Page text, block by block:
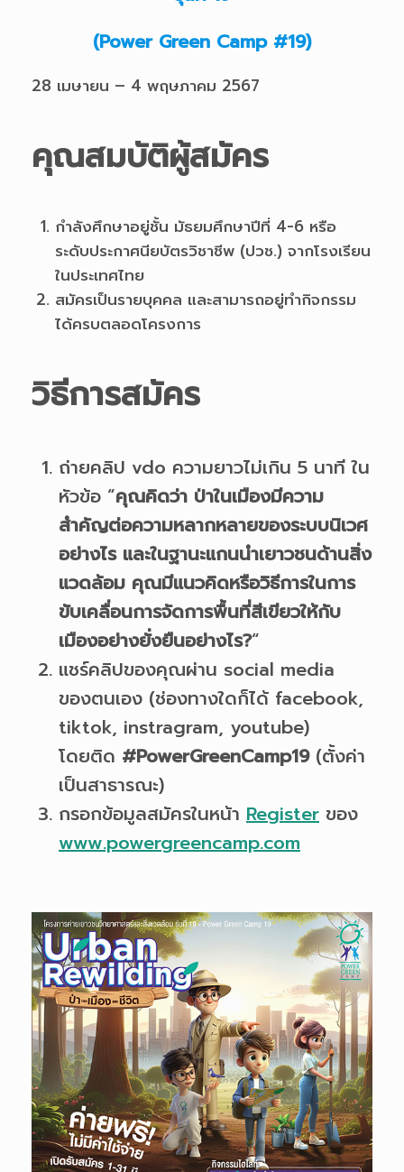
(Power Green Camp #19)
28 เมษายน – 4 พฤษภาคม 2567
คุณสมบัติผู้สมัคร
กำลังศึกษาอยู่ชั้น มัธยมศึกษาปีที่ 4-6 หรือ
ระดับประกาศนียบัตรวิชาชีพ (ปวช.) จากโรงเรียน
ในประเทศไทย
สมัครเป็นรายบุคคล และสามารถอยู่ทำกิจกรรม
ได้ครบตลอดโครงการ
วิธีการสมัคร
ถ่ายคลิป vdo ความยาวไม่เกิน 5 นาที ใน
หัวข้อ “คุณคิดว่า ป่าในเมืองมีความ
สำคัญต่อความหลากหลายของระบบนิเวศ
อย่างไร และในฐานะแกนนำเยาวชนด้านสิ่ง
แวดล้อม คุณมีแนวคิดหรือวิธีการในการ
ขับเคลื่อนการจัดการพื้นที่สีเขียวให้กับ
เมืองอย่างยั่งยืนอย่างไร?“
แชร์คลิปของคุณผ่าน social media
ของตนเอง (ช่องทางใดก็ได้ facebook,
tiktok, instragram, youtube)
โดยติด #PowerGreenCamp19(ตั้งค่า
เป็นสาธารณะ)
กรอกข้อมูลสมัครในหน้า Register ของ
www.powergreencamp.com